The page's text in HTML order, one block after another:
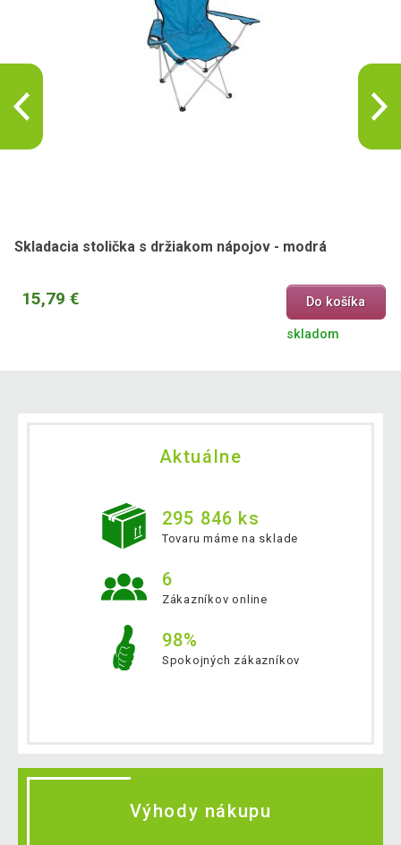
Skladacia stolička s držiakom nápojov - modrá
15,79 € Do košíka
skladom
Aktuálne
295 846 ks
Tovaru máme na sklade
6
Zákazníkov online
98%
Spokojných zákazníkov
Výhody nákupu